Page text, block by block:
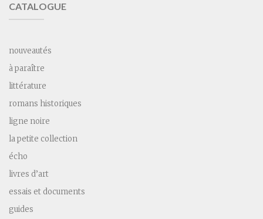
CATALOGUE
nouveautés
à paraître
littérature
romans historiques
ligne noire
la petite collection
écho
livres d’art
essais et documents
guides